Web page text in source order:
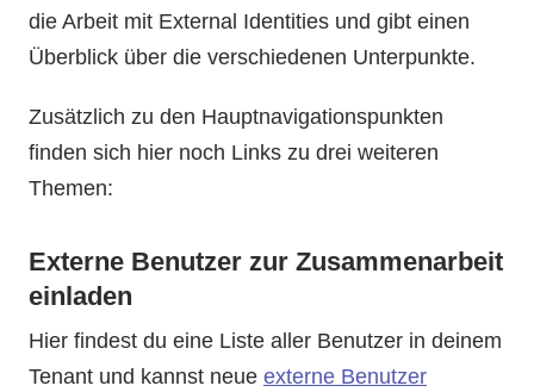
die Arbeit mit External Identities und gibt einen
Überblick über die verschiedenen Unterpunkte.
Zusätzlich zu den Hauptnavigationspunkten
finden sich hier noch Links zu drei weiteren
Themen:
Externe Benutzer zur Zusammenarbeit
einladen
Hier findest du eine Liste aller Benutzer in deinem
Tenant und kannst neue externe Benutzer